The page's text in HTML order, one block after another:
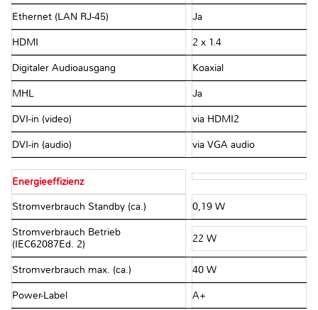
Ethernet (LAN RJ-45) Ja
HDMI 2 x 1.4
Digitaler Audioausgang Koaxial
MHL Ja
DVI-in (video) via HDMI2
DVI-in (audio) via VGA audio
Energieeffizienz
Stromverbrauch Standby (ca.) 0,19 W
Stromverbrauch Betrieb
(IEC62087Ed. 2)
22 W
Stromverbrauch max. (ca.) 40 W
Power-Label A+